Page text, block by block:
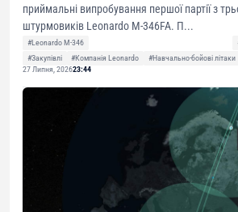
приймальні випробування першої партії з
штурмовиків Leonardo M-346FA. П...
#Leonardo M-346
#Закупівлі
#Компанія Leonardo #Навчально-бойові літаки
27 Липня, 202623:44